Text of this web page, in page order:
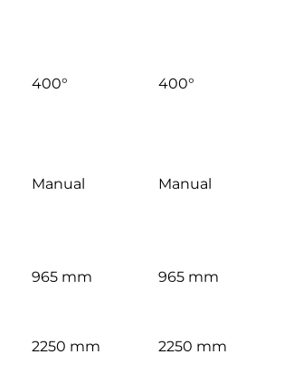
400° 400°
Manual Manual
965 mm 965 mm
2250 mm 2250 mm